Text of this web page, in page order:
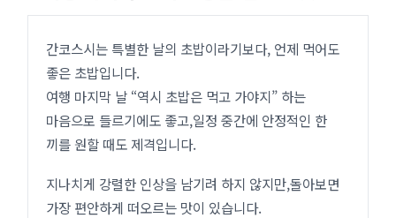
간코스시는 특별한 날의 초밥이라기보다, 언제 먹어도
좋은 초밥입니다.
여행 마지막 날 “역시 초밥은 먹고 가야지” 하는
마음으로 들르기에도 좋고,일정 중간에 안정적인 한
끼를 원할 때도 제격입니다.
지나치게 강렬한 인상을 남기려 하지 않지만,돌아보면
가장 편안하게 떠오르는 맛이 있습니다.